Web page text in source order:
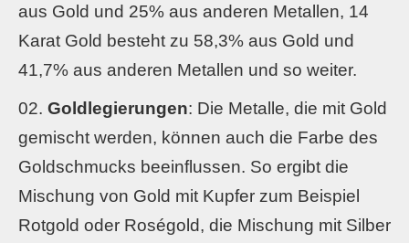
aus Gold und 25% aus anderen Metallen, 14
Karat Gold besteht zu 58,3% aus Gold und
41,7% aus anderen Metallen und so weiter.
Goldlegierungen: Die Metalle, die mit Gold
gemischt werden, können auch die Farbe des
Goldschmucks beeinflussen. So ergibt die
Mischung von Gold mit Kupfer zum Beispiel
Rotgold oder Roségold, die Mischung mit Silber